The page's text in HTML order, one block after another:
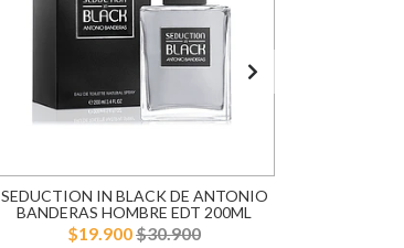
SEDUCTION IN BLACK DE ANTONIO
BANDERAS HOMBRE EDT 200ML
$19.900$30.900